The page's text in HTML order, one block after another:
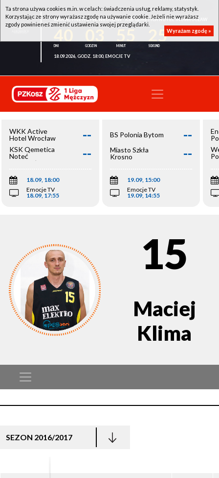
WKK ACTIVE HOTEL WROCŁAW - KSK QEMETICA NOTEĆ INOWROCŁAW
25
18.09.2026, GODZ. 18:00, EMOCJE TV
WKK Active
Hotel Wrocław
--
KSK Qemetica
Noteć
Inowrocław
--
18.09, 18:00
Emocje TV
18.09, 17:55
BS Polonia Bytom --
Miasto Szkła
Krosno
--
19.09, 15:00
Emocje TV
19.09, 14:55
15
Maciej
Klima
SEZON 2016/2017
Ta strona używa cookies m.in. w celach: świadczenia usług, reklamy, statystyk.
Korzystając ze strony wyrażasz zgodę na używanie cookie. Jeżeli nie wyrażasz
zgody powinieneś zmienić ustawienia swojej przeglądarki.
Wyrażam zgodę »